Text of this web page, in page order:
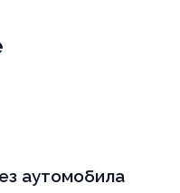
аутомобила